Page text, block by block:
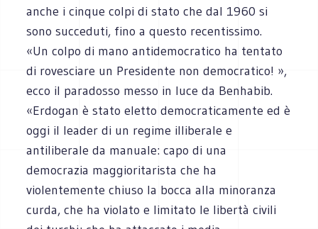
anche i cinque colpi di stato che dal 1960 si
sono succeduti, fino a questo recentissimo.
«Un colpo di mano antidemocratico ha tentato
di rovesciare un Presidente non democratico! »,
ecco il paradosso messo in luce da Benhabib.
«Erdogan è stato eletto democraticamente ed è
oggi il leader di un regime illiberale e
antiliberale da manuale: capo di una
democrazia maggioritarista che ha
violentemente chiuso la bocca alla minoranza
curda, che ha violato e limitato le libertà civili